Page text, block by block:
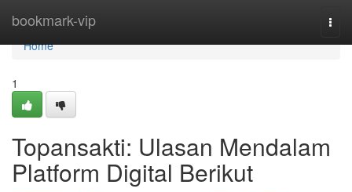
bookmark-vip
Home
Home
1
Topansakti: Ulasan Mendalam
Platform Digital Berikut